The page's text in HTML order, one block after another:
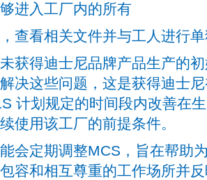
进入工厂内的所有
看相关文件并与工人进行单
得迪士尼品牌产品生产的初
决这些问题，这是获得迪士
计划规定的时间段内改善在
使用该工厂的前提条件。
定期调整MCS，旨在帮助
容和相互尊重的工作场所并